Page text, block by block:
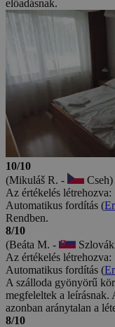
előadásnak.
10/10
(Mikuláš R. -
Cseh)
Az értékelés létrehozva:
Automatikus fordítás (
Rendben.
8/10
(Beáta M. -
Az értékelés létrehozva:
Automatikus fordítás (
A szálloda gyönyörű
megfeleltek a
azonban aránytalan a
8/10